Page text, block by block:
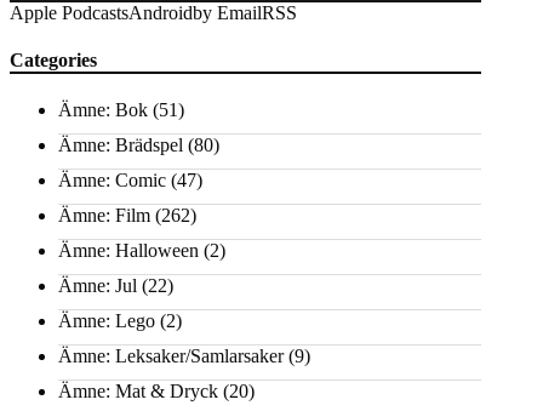
Apple PodcastsAndroidby EmailRSS
Categories
Ämne: Bok (51)
Ämne: Brädspel (80)
Ämne: Comic (47)
Ämne: Film (262)
Ämne: Halloween (2)
Ämne: Jul (22)
Ämne: Lego (2)
Ämne: Leksaker/Samlarsaker(9)
Ämne: Mat & Dryck (20)